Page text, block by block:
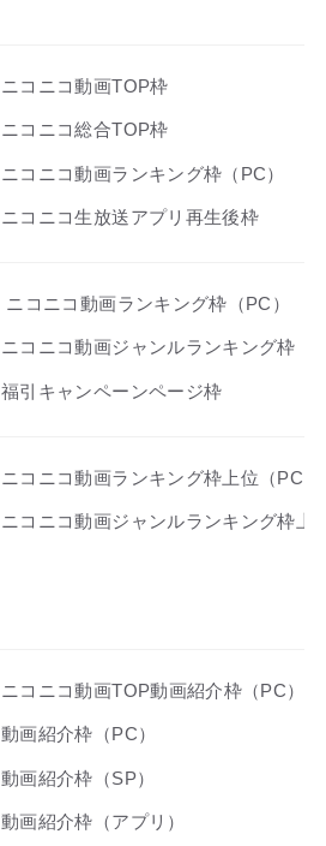
ニコニコ動画TOP枠
ニコニコ総合TOP枠
ニコニコ動画ランキング枠（PC）
ニコニコ生放送アプリ再生後枠
ニコニコ動画ランキング枠（PC）
ニコニコ動画ジャンルランキング枠（
福引キャンペーンページ枠
ニコニコ動画ランキング枠上位（PC）
ニコニコ動画ジャンルランキング枠上
ニコニコ動画TOP動画紹介枠（PC）
動画紹介枠（PC）
動画紹介枠（SP）
動画紹介枠（アプリ）